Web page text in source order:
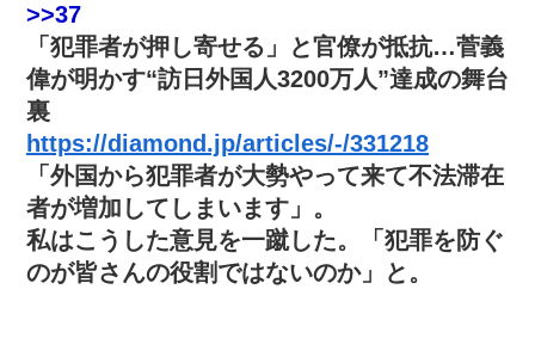
>>37
「犯罪者が押し寄せる」と官僚が抵抗…菅義
偉が明かす“訪日外国人3200万人”達成の舞台
裏
https://diamond.jp/articles/-/331218
「外国から犯罪者が大勢やって来て不法滞在
者が増加してしまいます」。
私はこうした意見を一蹴した。「犯罪を防ぐ
のが皆さんの役割ではないのか」と。